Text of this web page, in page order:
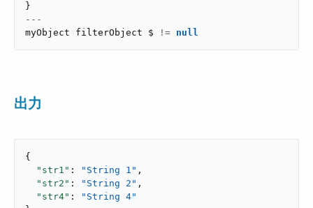
}
---
myObject filterObject $
!= null
出力
{
"str1" : "String 1" ,
"str2" : "String 2" ,
"str4" :
"String 4"